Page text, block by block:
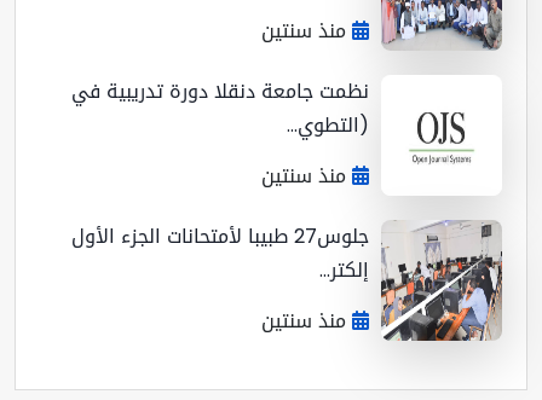
منذ سنتين
نظمت جامعة دنقلا دورة تدريبية في
(التطوي...
منذ سنتين
جلوس27 طبيبا لأمتحانات الجزء الأول
إلكتر...
منذ سنتين